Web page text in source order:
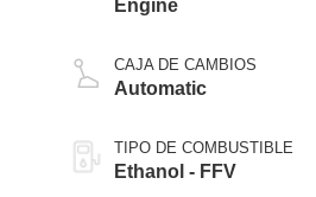
Engine
CAJA DE CAMBIOS
Automatic
TIPO DE COMBUSTIBLE
Ethanol - FFV